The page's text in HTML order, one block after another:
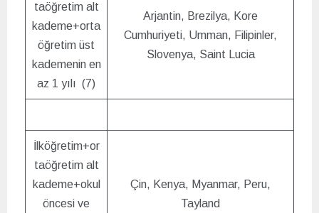
taöğretim alt
kademe+orta
öğretim üst
kademenin en
az 1 yılı (7)
Arjantin, Brezilya, Kore
Cumhuriyeti, Umman, Filipinler,
Slovenya, Saint Lucia
İlköğretim+or
taöğretim alt
kademe+okul
öncesi ve
Çin, Kenya, Myanmar, Peru,
Tayland